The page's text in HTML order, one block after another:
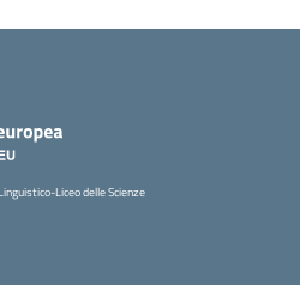
Liceo delle Scienze